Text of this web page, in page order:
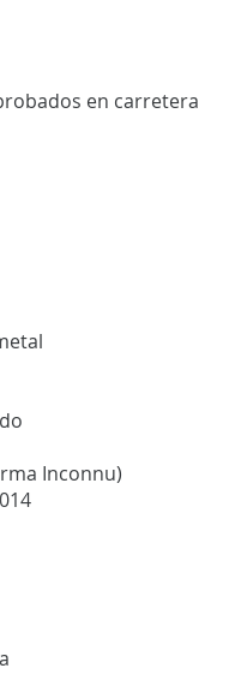
en carretera
Inconnu)